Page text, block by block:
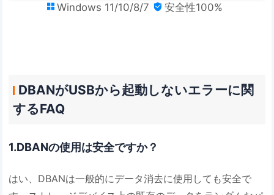
 Windows 11/10/8/7  安全性100%
DBANがUSBから起動しないエラーに関
するFAQ
1.DBANの使用は安全ですか？
はい、DBANは一般的にデータ消去に使用しても安全で